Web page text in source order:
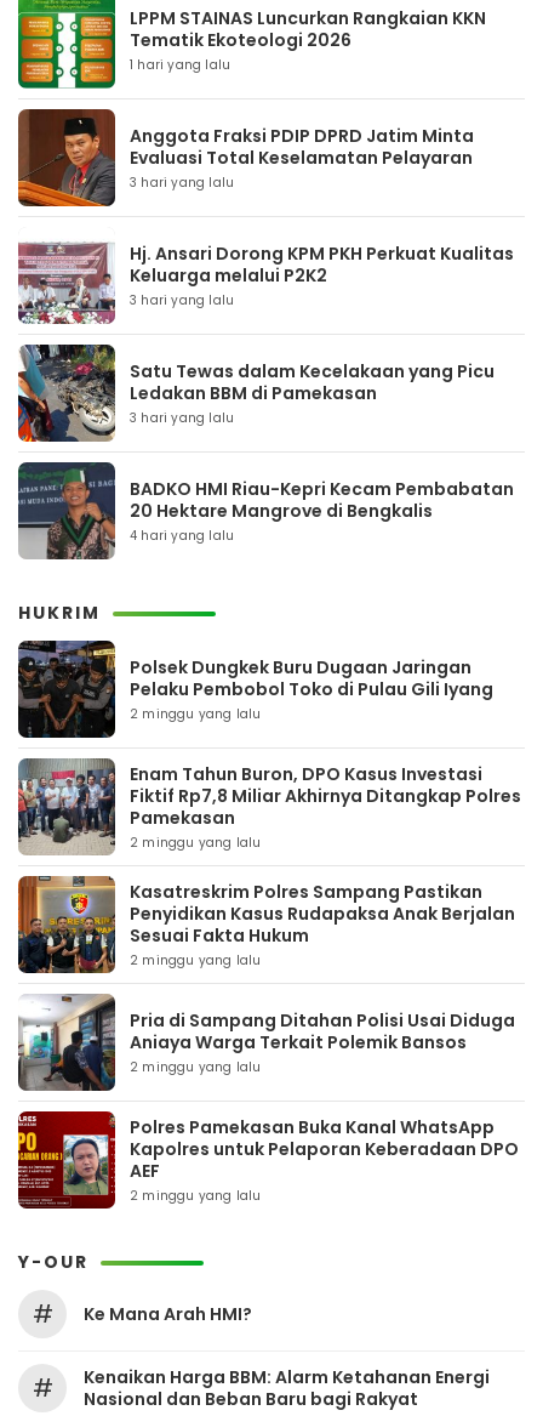
LPPM STAINAS Luncurkan Rangkaian KKN
Tematik Ekoteologi 2026
1 hari yang lalu
Anggota Fraksi PDIP DPRD Jatim Minta
Evaluasi Total Keselamatan Pelayaran
3 hari yang lalu
Hj. Ansari Dorong KPM PKH Perkuat Kualitas
Keluarga melalui P2K2
3 hari yang lalu
Satu Tewas dalam Kecelakaan yang Picu
Ledakan BBM di Pamekasan
3 hari yang lalu
BADKO HMI Riau-Kepri Kecam Pembabatan
20 Hektare Mangrove di Bengkalis
4 hari yang lalu
HUKRIM
Polsek Dungkek Buru Dugaan Jaringan
Pelaku Pembobol Toko di Pulau Gili Iyang
2 minggu yang lalu
Enam Tahun Buron, DPO Kasus Investasi
Fiktif Rp7,8 Miliar Akhirnya Ditangkap Polres
Pamekasan
2 minggu yang lalu
Kasatreskrim Polres Sampang Pastikan
Penyidikan Kasus Rudapaksa Anak Berjalan
Sesuai Fakta Hukum
2 minggu yang lalu
Pria di Sampang Ditahan Polisi Usai Diduga
Aniaya Warga Terkait Polemik Bansos
2 minggu yang lalu
Polres Pamekasan Buka Kanal WhatsApp
Kapolres untuk Pelaporan Keberadaan DPO
AEF
2 minggu yang lalu
Y-OUR
# Ke Mana Arah HMI?
#
Kenaikan Harga BBM: Alarm Ketahanan Energi
Nasional dan Beban Baru bagi Rakyat